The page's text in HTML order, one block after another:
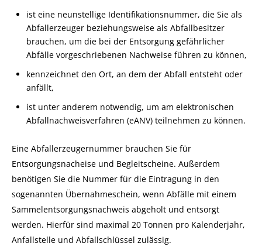
ist eine neunstellige Identifikationsnummer, die Sie als
Abfallerzeuger beziehungsweise als Abfallbesitzer
brauchen, um die bei der Entsorgung gefährlicher
Abfälle vorgeschriebenen Nachweise führen zu können,
kennzeichnet den Ort, an dem der Abfall entsteht oder
anfällt,
ist unter anderem notwendig, um am elektronischen
Abfallnachweisverfahren (eANV) teilnehmen zu können.
Eine Abfallerzeugernummer brauchen Sie für
Entsorgungsnacheise und Begleitscheine. Außerdem
benötigen Sie die Nummer für die Eintragung in den
sogenannten Übernahmeschein, wenn Abfälle mit einem
Sammelentsorgungsnachweis abgeholt und entsorgt
werden. Hierfür sind maximal 20 Tonnen pro Kalenderjahr,
Anfallstelle und Abfallschlüssel zulässig.